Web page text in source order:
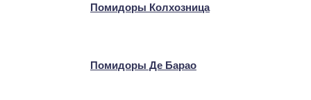
Помидоры Колхозница
Помидоры Де Барао